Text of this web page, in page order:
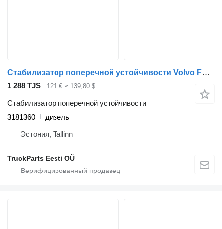
Стабилизатор поперечной устойчивости Volvo FL (01.00-) 3181360 для тягача Volvo FL, FL6, FL7, FL10, FL12, FS718 (1985-2005)
1 288 TJS 121 € ≈ 139,80 $
Стабилизатор поперечной устойчивости
3181360
дизель
Эстония, Tallinn
TruckParts Eesti OÜ